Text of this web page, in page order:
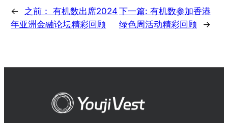
← 之前：有机数出席2024
年亚洲金融论坛精彩回顾
下一篇: 有机数参加香港
绿色周活动精彩回顾
→